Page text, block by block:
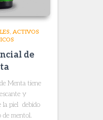
ACTIVOS
de
Menta tiene
y
la piel debido
mentol.